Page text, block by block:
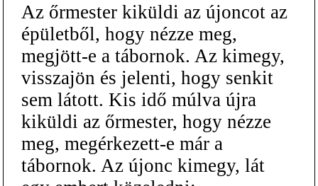
Az őrmester kiküldi az újoncot az
épületből, hogy nézze meg,
megjött-e a tábornok. Az kimegy,
visszajön és jelenti, hogy senkit
sem látott. Kis idő múlva újra
kiküldi az őrmester, hogy nézze
meg, megérkezett-e már a
tábornok. Az újonc kimegy, lát